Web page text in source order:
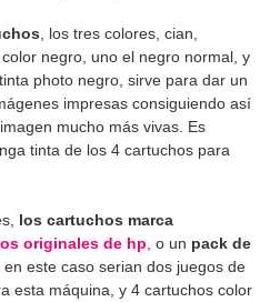
, los tres colores, cian,
negro, uno el negro normal, y
photo negro, sirve para dar un
impresas consiguiendo así
mucho más vivas. Es
tinta de los 4 cartuchos para
los cartuchos marca
originales de hp , o un pack de
, en este caso serian dos juegos de
esta máquina, y 4 cartuchos color